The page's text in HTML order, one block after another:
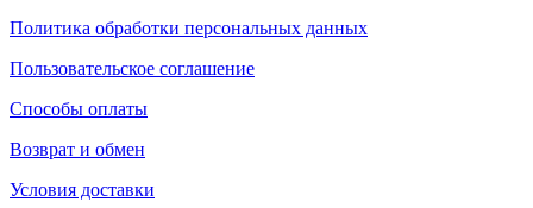
Политика обработки персональных данных
Пользовательское соглашение
Способы оплаты
Возврат и обмен
Условия доставки